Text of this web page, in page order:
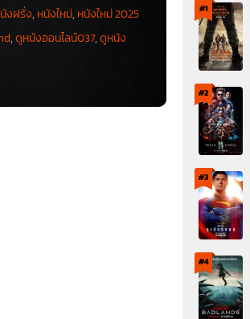
งฝรั่ง, หนังใหม่, หนังใหม่ 2025
,ดูหนังออนไลน์037,ดูหนัง
#1
#2
#3
#4